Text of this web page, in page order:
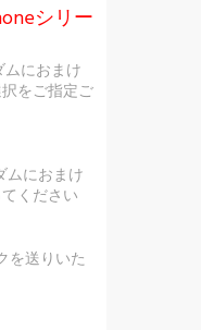
シリー
におまけ
をご指定ご
ムにおまけ
ください
を送りいた